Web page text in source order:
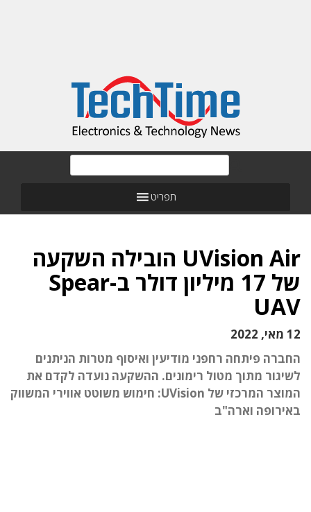
תפריט
UVision Air הובילה השקעה
של 17 מיליון דולר ב-Spear
UAV
12 מאי, 2022
החברה פיתחה רחפני מודיעין ואיסוף מטרות הניתנים
לשיגור מתוך מטול רימונים. ההשקעה נועדה לקדם את
המוצר המרכזי של UVision: חימוש משוטט אווירי המשווק
באירופה וארה"ב